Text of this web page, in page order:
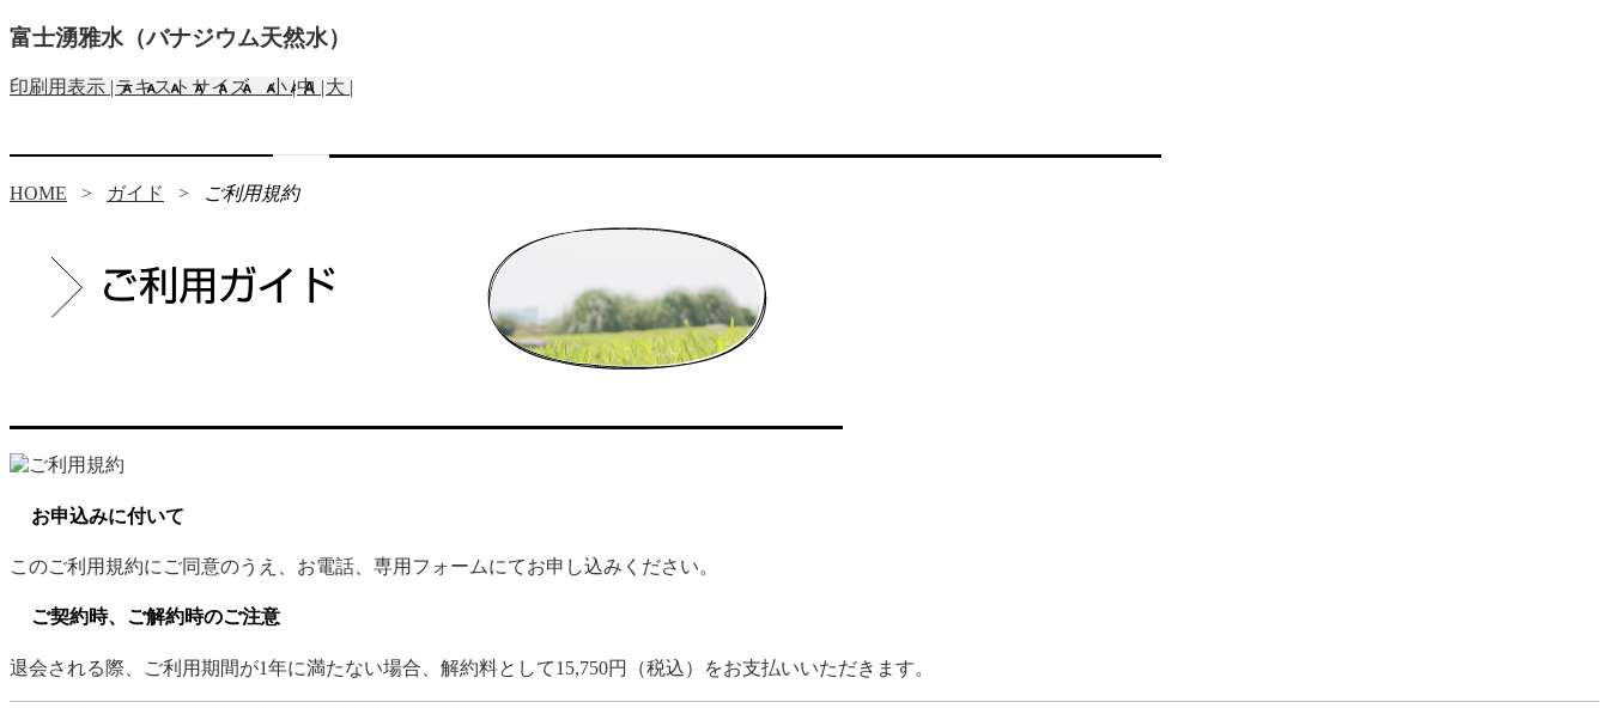
富士湧雅水（バナジウム天然水）
印刷用表示 |テキストサイズ 小 |中 |大 |
HOME > ガイド > ご利用規約
お申込みに付いて
このご利用規約にご同意のうえ、お電話、専用フォームにてお申し込みください。
ご契約時、ご解約時のご注意
退会される際、ご利用期間が1年に満たない場合、解約料として15,750円（税込）をお支払いいただきます。